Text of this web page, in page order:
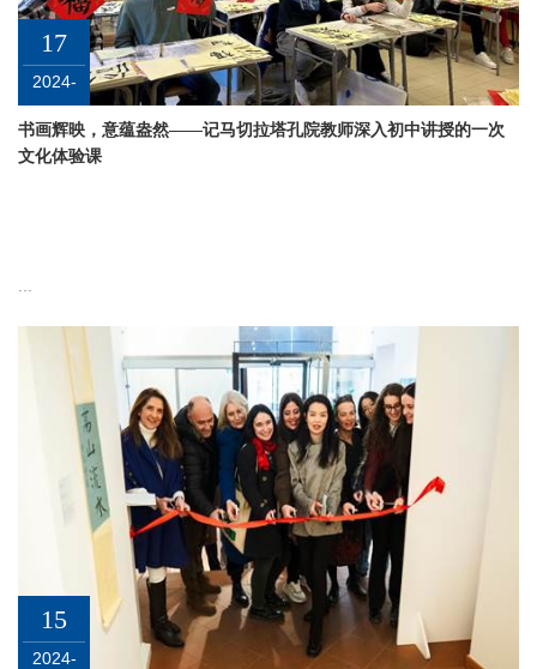
17
2024-
书画辉映，意蕴盎然——记马切拉塔孔院教师深入初中讲授的一次
文化体验课
Convitto Nazionale G.Leopardi 开展书法和国画两种文化课。
15
2024-